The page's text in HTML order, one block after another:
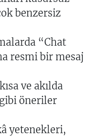
benzersiz
“Chat
resmi bir mesaj
ve akılda
öneriler
yetenekleri,